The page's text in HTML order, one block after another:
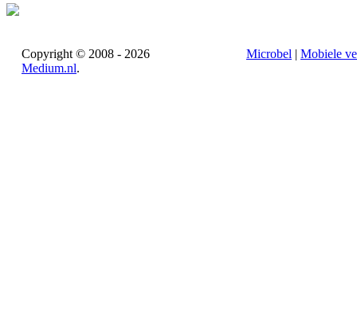
Copyright © 2008 - 2026
Medium.nl.
Microbel | Mobiele